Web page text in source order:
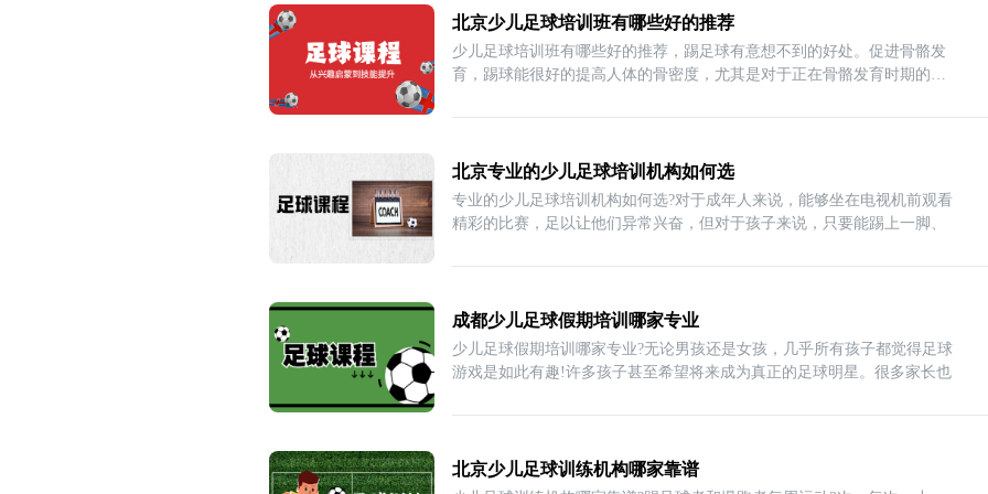
北京少儿足球培训班有哪些好的推荐
少儿足球培训班有哪些好的推荐，踢足球有意想不到的好处。促进骨骼发
育，踢球能很好的提高人体的骨密度，尤其是对于正在骨骼发育时期的孩
北京专业的少儿足球培训机构如何选
专业的少儿足球培训机构如何选?对于成年人来说，能够坐在电视机前观看
精彩的比赛，足以让他们异常兴奋，但对于孩子来说，只要能踢上一脚、
成都少儿足球假期培训哪家专业
少儿足球假期培训哪家专业?无论男孩还是女孩，几乎所有孩子都觉得足球
游戏是如此有趣!许多孩子甚至希望将来成为真正的足球明星。很多家长也
北京少儿足球训练机构哪家靠谱